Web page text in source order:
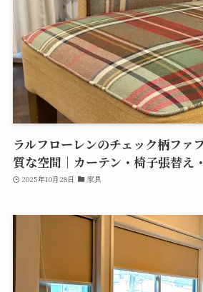
ラルフローレンのチェック柄ファ
質な空間｜カーテン・椅子張替え
2025年10月28日 家具